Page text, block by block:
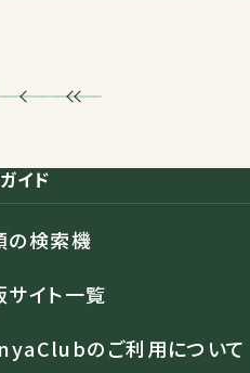
イド
の検索機
サイト一覧
のご利用について